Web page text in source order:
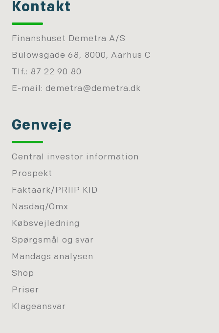
Kontakt
Finanshuset Demetra A/S
Bülowsgade 68, 8000, Aarhus C
Tlf.: 87 22 90 80
E-mail: demetra@demetra.dk
Genveje
Central investor information
Prospekt
Faktaark/PRIIP KID
Nasdaq/Omx
Købsvejledning
Spørgsmål og svar
Mandags analysen
Shop
Priser
Klageansvar